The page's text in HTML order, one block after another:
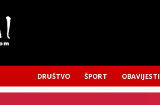
DRUŠTVO ŠPORT OBAVIJESTI